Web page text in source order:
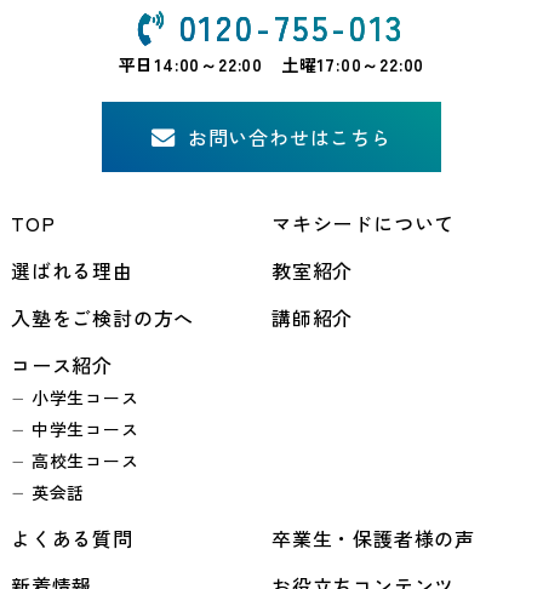
0120-755-013
平日14:00～22:00 土曜17:00～22:00
お問い合わせはこちら
TOP
マキシードについて
選ばれる理由
教室紹介
入塾をご検討の方へ
講師紹介
コース紹介
小学生コース
中学生コース
高校生コース
英会話
よくある質問
卒業生・保護者様の声